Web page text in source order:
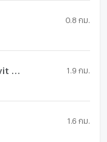
0.8 กม.
1.9 กม.
1.6 กม.